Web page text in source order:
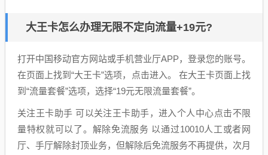
大王卡怎么办理无限不定向流量+19元?
打开中国移动官方网站或手机营业厅APP，登录您的账号。
在页面上找到“大王卡”选项，点击进入。 在大王卡页面上找
到“流量套餐”选项，选择“19元无限流量套餐”。
关注王卡助手 可以关注王卡助手，进入个人中心点击不限
量特权就可以了。解除免流服务 以通过10010人工或者网
厅、手厅解除封顶业务，但解除后免流服务不再提供，次月